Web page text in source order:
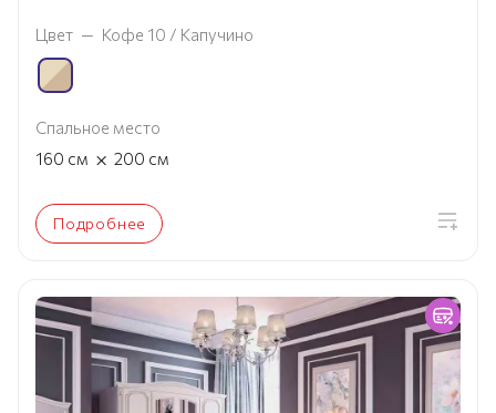
Цвет — Кофе 10 / Капучино
Спальное место
160 см × 200 см
Подробнее